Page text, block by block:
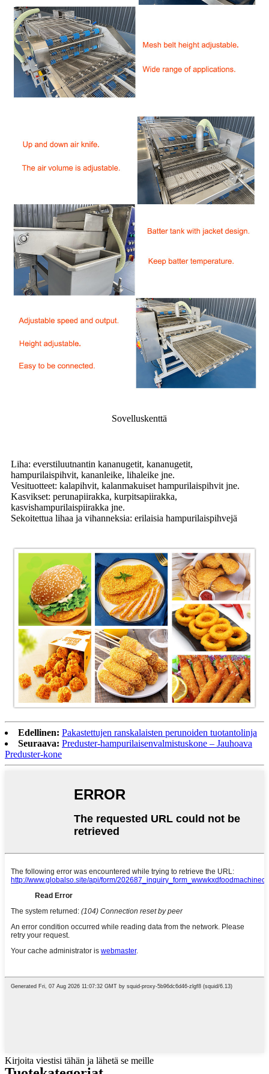
Sovelluskenttä
Liha: everstiluutnantin kananugetit, kananugetit,
hampurilaispihvit, kananleike, lihaleike jne.
Vesituotteet: kalapihvit, kalanmakuiset hampurilaispihvit jne.
Kasvikset: perunapiirakka, kurpitsapiirakka,
kasvishampurilaispiirakka jne.
Sekoitettua lihaa ja vihanneksia: erilaisia ​​hampurilaispihvejä
Edellinen: Pakastettujen ranskalaisten perunoiden tuotantolinja
Seuraava: Preduster-hampurilaisenvalmistuskone – Jauhoava
Preduster-kone
Kirjoita viestisi tähän ja lähetä se meille